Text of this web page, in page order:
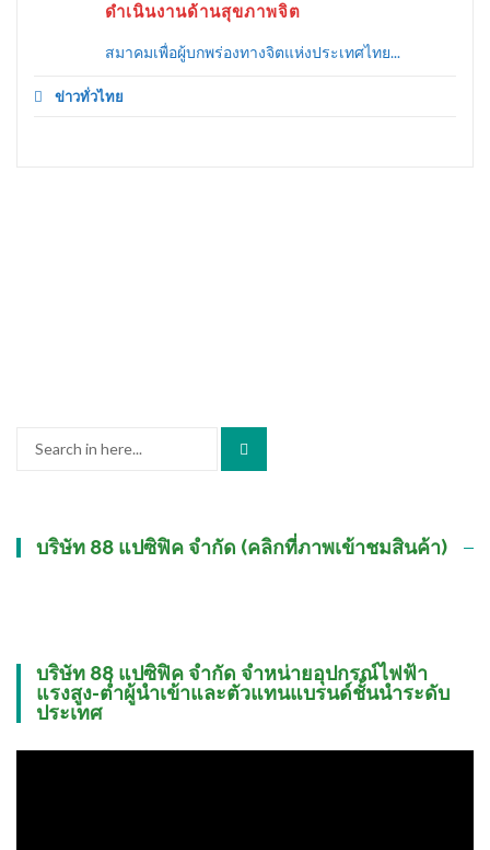
ดำเนินงานด้านสุขภาพจิต
สมาคมเพื่อผู้บกพร่องทางจิตแห่งประเทศไทย...
ข่าวทั่วไทย
บริษัท 88 แปซิฟิค จำกัด (คลิกที่ภาพเข้าชมสินค้า)
บริษัท 88 แปซิฟิค จำกัด จำหน่ายอุปกรณ์ไฟฟ้า
แรงสูง-ต่ำผู้นำเข้าและตัวแทนแบรนด์ชั้นนำระดับ
ประเทศ